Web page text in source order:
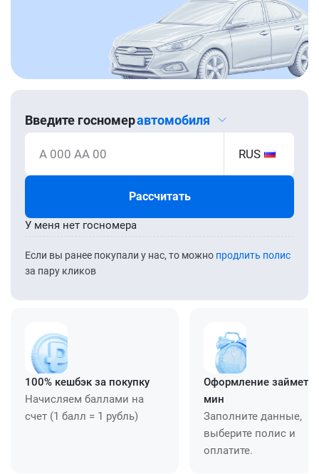
Введите госномеравтомобиля
А 000 АА 00 RUS
Рассчитать
Если вы ранее покупали у нас, то можно продлить полис
за пару кликов
У меня нет госномера
100% кешбэк за покупку
Начисляем баллами на
счет (1 балл = 1 рубль)
Оформление займет
мин
Заполните данные,
выберите полис и
оплатите.